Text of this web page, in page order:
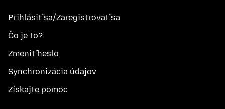
Prihlásiť sa/Zaregistrovať sa
Čo je to?
Zmeniť heslo
Synchronizácia údajov
Získajte pomoc